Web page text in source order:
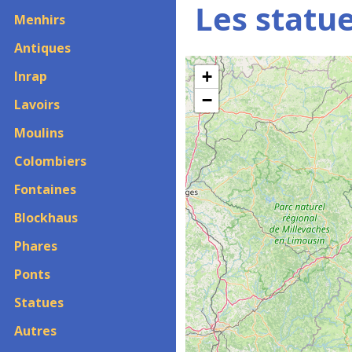
Menhirs
Antiques
Inrap
Lavoirs
Moulins
Colombiers
Fontaines
Blockhaus
Phares
Ponts
Statues
Autres
Les
+
−